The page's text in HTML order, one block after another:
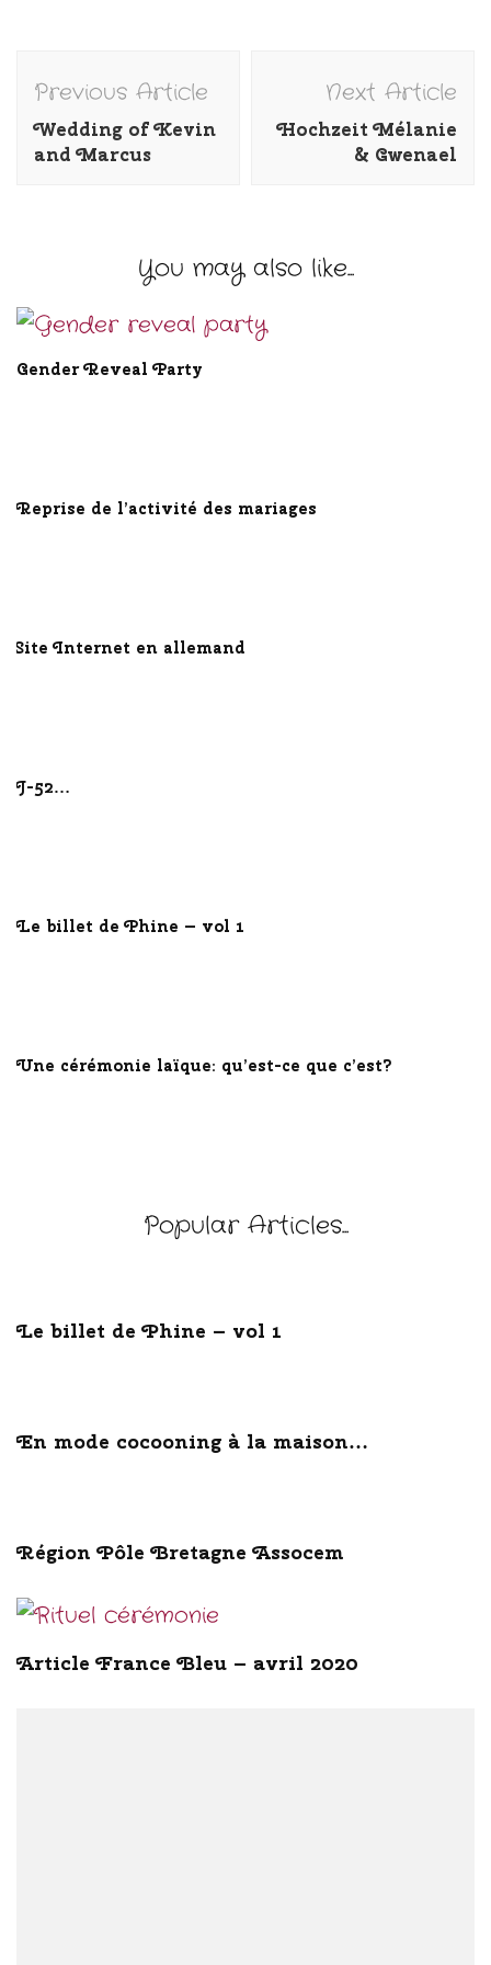
Navigation
Previous Article
Wedding of Kevin
and Marcus
Next Article
Hochzeit Mélanie
& Gwenael
You may also like...
Gender Reveal Party
Reprise de l’activité des mariages
Site Internet en allemand
J-52…
Le billet de Phine – vol 1
Une cérémonie laïque: qu’est-ce que c’est?
Popular Articles...
Le billet de Phine – vol 1
En mode cocooning à la maison…
Région Pôle Bretagne Assocem
Article France Bleu – avril 2020